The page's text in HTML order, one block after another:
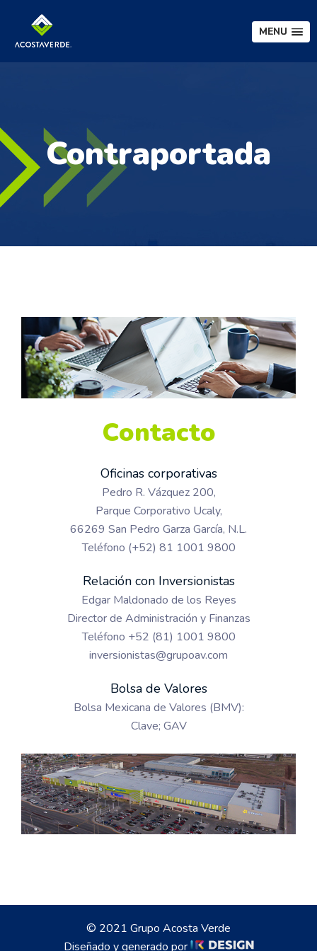
MENU
Contraportada
Contacto
Oficinas corporativas
Pedro R. Vázquez 200,
Parque Corporativo Ucaly,
66269 San Pedro Garza García, N.L.
Teléfono (+52) 81 1001 9800
Relación con Inversionistas
Edgar Maldonado de los Reyes
Director de Administración y Finanzas
Teléfono +52 (81) 1001 9800
inversionistas@grupoav.com
Bolsa de Valores
Bolsa Mexicana de Valores (BMV):
Clave; GAV
© 2021 Grupo Acosta Verde
Diseñado y generado por